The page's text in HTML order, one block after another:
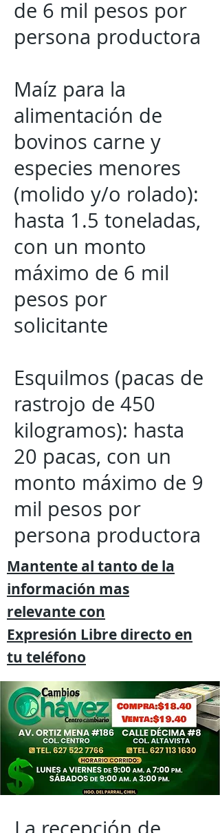
de 6 mil pesos por
persona productora
Maíz para la
alimentación de
bovinos carne y
especies menores
(molido y/o rolado):
hasta 1.5 toneladas,
con un monto
máximo de 6 mil
pesos por
solicitante
Esquilmos (pacas de
rastrojo de 450
kilogramos): hasta
20 pacas, con un
monto máximo de 9
mil pesos por
persona productora
Mantente al tanto de la
información mas
relevante con
Expresión Libre directo en
tu teléfono